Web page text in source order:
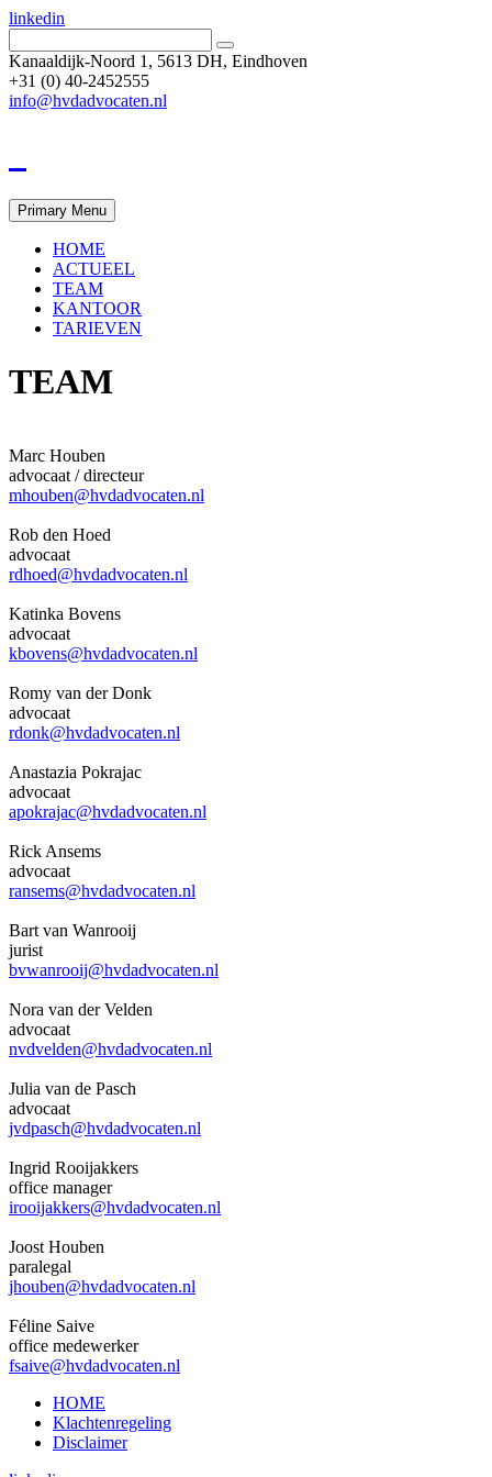
linkedin
Kanaaldijk-Noord 1, 5613 DH, Eindhoven
+31 (0) 40-2452555
info@hvdadvocaten.nl
Primary Menu
HOME
ACTUEEL
TEAM
KANTOOR
TARIEVEN
TEAM
Marc Houben
advocaat / directeur
mhouben@hvdadvocaten.nl
Rob den Hoed
advocaat
rdhoed@hvdadvocaten.nl
Katinka Bovens
advocaat
kbovens@hvdadvocaten.nl
Romy van der Donk
advocaat
rdonk@hvdadvocaten.nl
Anastazia Pokrajac
advocaat
apokrajac@hvdadvocaten.nl
Rick Ansems
advocaat
ransems@hvdadvocaten.nl
Bart van Wanrooij
jurist
bvwanrooij@hvdadvocaten.nl
Nora van der Velden
advocaat
nvdvelden@hvdadvocaten.nl
Julia van de Pasch
advocaat
jvdpasch@hvdadvocaten.nl
Ingrid Rooijakkers
office manager
irooijakkers@hvdadvocaten.nl
Joost Houben
paralegal
jhouben@hvdadvocaten.nl
Féline Saive
office medewerker
fsaive@hvdadvocaten.nl
HOME
Klachtenregeling
Disclaimer